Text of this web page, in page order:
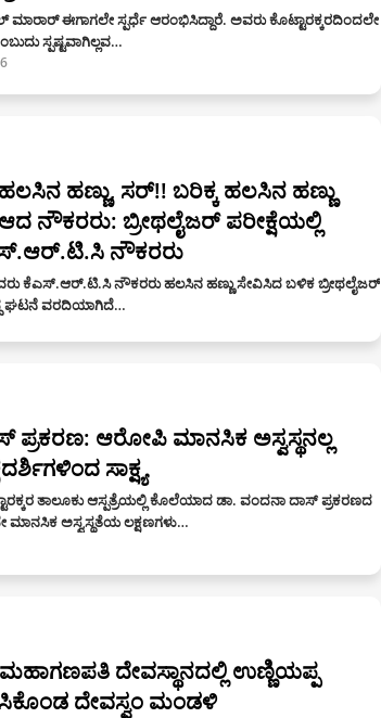
ಮಾರಾರ್ ಈಗಾಗಲೇ ಸ್ಪರ್ಧೆ ಆರಂಭಿಸಿದ್ದಾರೆ. ಅವರು ಕೊಟ್ಟಾರಕ್ಕರದಿಂದಲೇ
ಸ್ಪಷ್ಟವಾಗಿಲ್ಲವ…
ಹಣ್ಣು, ಸರ್!! ಬರಿಕ್ಕ ಹಲಸಿನ ಹಣ್ಣು
ನೌಕರರು: ಬ್ರೀಥಲೈಜರ್ ಪರೀಕ್ಷೆಯಲ್ಲಿ
ನೌಕರರು
ಕೆಎಸ್.ಆರ್.ಟಿ.ಸಿ ನೌಕರರು ಹಲಸಿನ ಹಣ್ಣು ಸೇವಿಸಿದ ಬಳಿಕ ಬ್ರೀಥಲೈಜರ್
ಘಟನೆ ವರದಿಯಾಗಿದೆ…
ಪ್ರಕರಣ: ಆರೋಪಿ ಮಾನಸಿಕ ಅಸ್ವಸ್ಥನಲ್ಲ
ಸಾಕ್ಷ್ಯ
ತಾಲೂಕು ಆಸ್ಪತ್ರೆಯಲ್ಲಿ ಕೊಲೆಯಾದ ಡಾ. ವಂದನಾ ದಾಸ್ ಪ್ರಕರಣದ
ಅಸ್ವಸ್ಥತೆಯ ಲಕ್ಷಣಗಳು…
ಮಹಾಗಣಪತಿ ದೇವಸ್ಥಾನದಲ್ಲಿ ಉಣ್ಣಿಯಪ್ಪ
ದೇವಸ್ವಂ ಮಂಡಳಿ